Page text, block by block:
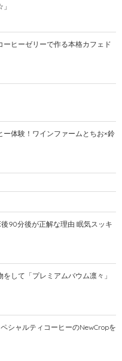
ヒーゼリーで作る本格カフェド
体験！ワインファームとちお×鈴
後90分後が正解な理由 眠気スッキ
して「プレミアムバウム凛々」
ペシャルティコーヒーのNewCropを